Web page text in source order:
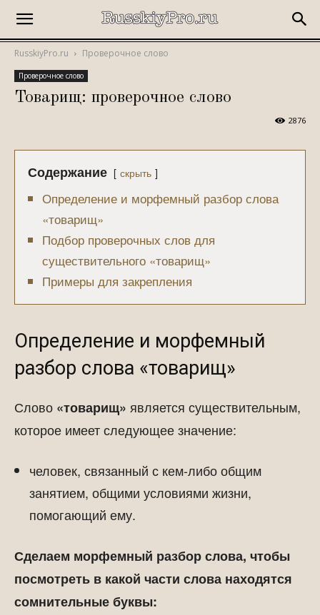
RusskiyPro.ru Проверочное слово
Проверочное слово
Товарищ: проверочное слово
2876
Содержание скрыть
Определение и морфемный разбор слова
«товарищ»
Подбор проверочных слов для
существительного «товарищ»
Примеры для закрепления
Определение и морфемный
разбор слова «товарищ»
Слово «товарищ» является существительным,
которое имеет следующее значение:
человек, связанный с кем-либо общим
занятием, общими условиями жизни,
помогающий ему.
Сделаем морфемный разбор слова, чтобы
посмотреть в какой части слова находятся
сомнительные буквы: